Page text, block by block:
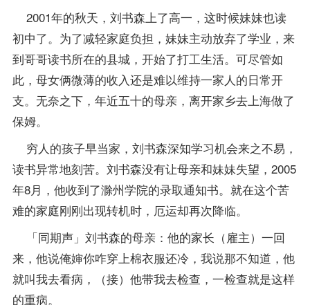
2001年的秋天，刘书森上了高一，这时候妹妹也读
初中了。为了减轻家庭负担，妹妹主动放弃了学业，来
到哥哥读书所在的县城，开始了打工生活。可尽管如
此，母女俩微薄的收入还是难以维持一家人的日常开
支。无奈之下，年近五十的母亲，离开家乡去上海做了
保姆。
穷人的孩子早当家，刘书森深知学习机会来之不易，
读书异常地刻苦。刘书森没有让母亲和妹妹失望，2005
年8月，他收到了滁州学院的录取通知书。就在这个苦
难的家庭刚刚出现转机时，厄运却再次降临。
「同期声」刘书森的母亲：他的家长（雇主）一回
来，他说俺婶你咋穿上棉衣服还冷，我说那不知道，他
就叫我去看病，（接）他带我去检查，一检查就是这样
的重病。